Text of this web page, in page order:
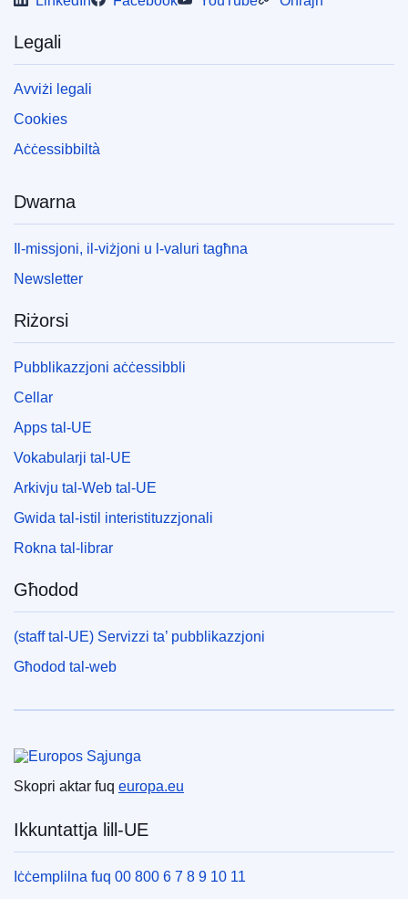
Legali
Avviżi legali
Cookies
Aċċessibbiltà
Dwarna
Il-missjoni, il-viżjoni u l-valuri tagħna
Newsletter
Riżorsi
Pubblikazzjoni aċċessibbli
Cellar
Apps tal-UE
Vokabularji tal-UE
Arkivju tal-Web tal-UE
Gwida tal-istil interistituzzjonali
Rokna tal-librar
Għodod
(staff tal-UE) Servizzi ta’ pubblikazzjoni
Għodod tal-web
Skopri aktar fuq europa.eu
Ikkuntattja lill-UE
Iċċemplilna fuq 00 800 6 7 8 9 10 11